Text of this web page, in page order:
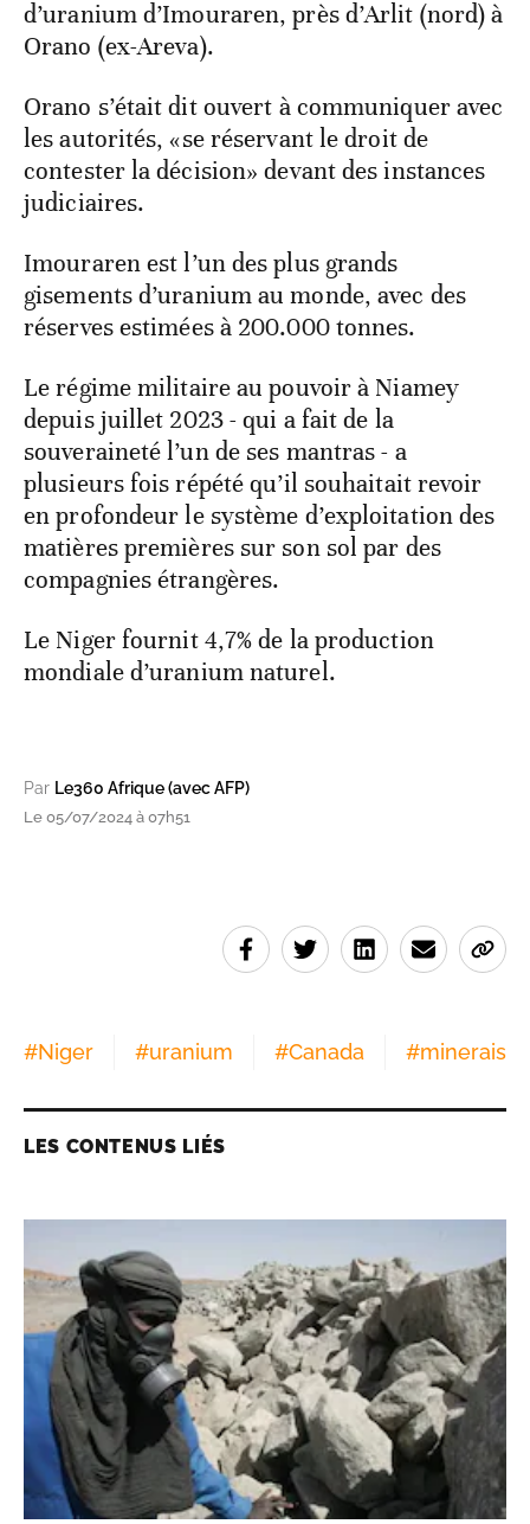
d’uranium d’Imouraren, près d’Arlit (nord) à
Orano (ex-Areva).
Orano s’était dit ouvert à communiquer avec
les autorités, «se réservant le droit de
contester la décision» devant des instances
judiciaires.
Imouraren est l’un des plus grands
gisements d’uranium au monde, avec des
réserves estimées à 200.000 tonnes.
Le régime militaire au pouvoir à Niamey
depuis juillet 2023 - qui a fait de la
souveraineté l’un de ses mantras - a
plusieurs fois répété qu’il souhaitait revoir
en profondeur le système d’exploitation des
matières premières sur son sol par des
compagnies étrangères.
Le Niger fournit 4,7% de la production
mondiale d’uranium naturel.
Par Le360 Afrique (avec AFP)
Le 05/07/2024 à 07h51
#Niger #uranium #Canada #minerais
LES CONTENUS LIÉS